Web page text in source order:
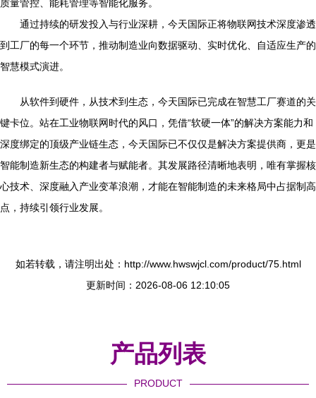
质量管控、能耗管理等智能化服务。
通过持续的研发投入与行业深耕，今天国际正将物联网技术深度渗透
到工厂的每一个环节，推动制造业向数据驱动、实时优化、自适应生产的
智慧模式演进。
从软件到硬件，从技术到生态，今天国际已完成在智慧工厂赛道的关
键卡位。站在工业物联网时代的风口，凭借“软硬一体”的解决方案能力和
深度绑定的顶级产业链生态，今天国际已不仅仅是解决方案提供商，更是
智能制造新生态的构建者与赋能者。其发展路径清晰地表明，唯有掌握核
心技术、深度融入产业变革浪潮，才能在智能制造的未来格局中占据制高
点，持续引领行业发展。
如若转载，请注明出处：http://www.hwswjcl.com/product/75.html
更新时间：2026-08-06 12:10:05
产品列表
PRODUCT